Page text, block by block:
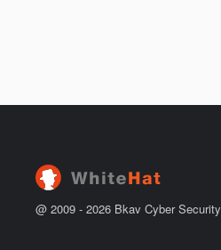
@ 2009 - 2026 Bkav Cyber Security